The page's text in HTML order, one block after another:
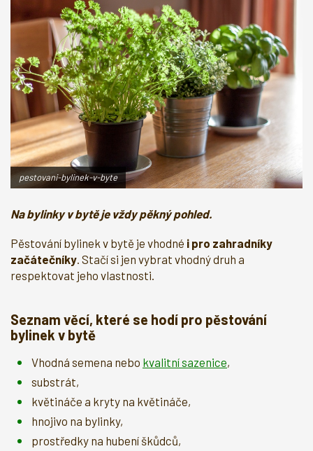
pestovani-bylinek-v-byte
Na bylinky v bytě je vždy pěkný pohled.
Pěstování bylinek v bytě je vhodné i pro zahradníky
začátečníky. Stačí si jen vybrat vhodný druh a
respektovat jeho vlastnosti.
Seznam věcí, které se hodí pro pěstování
bylinek v bytě
Vhodná semena nebo kvalitní sazenice,
substrát,
květináče a kryty na květináče,
hnojivo na bylinky,
prostředky na hubení škůdců,